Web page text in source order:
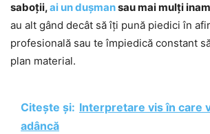
saboții,ai un dușmansau mai mulți
au alt gând decât să îți pună piedici în
profesională sau te împiedică constant
plan material.
Citește și: Interpretare vis în care
adâncă